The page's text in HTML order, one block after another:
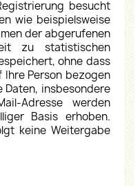
besucht
wie beispielsweise
der abgerufenen
zu statistischen
ohne dass
Person bezogen
Daten, insbesondere
Adresse werden
Basis erhoben.
keine Weitergabe